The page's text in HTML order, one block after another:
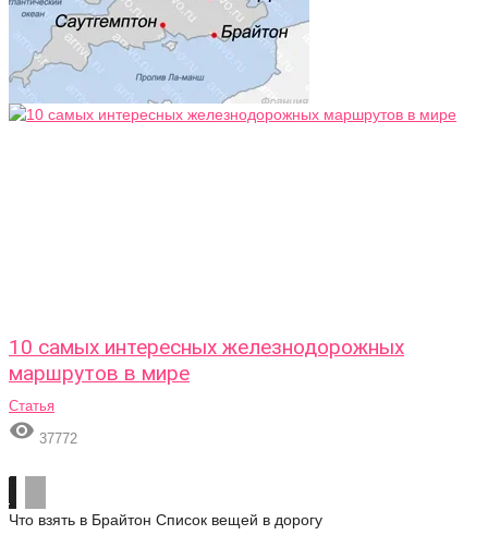
10 самых интересных железнодорожных
маршрутов в мире
Статья
 37772
Что взять в Брайтон Список вещей в дорогу